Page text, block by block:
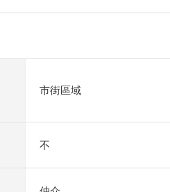
市街區域
不